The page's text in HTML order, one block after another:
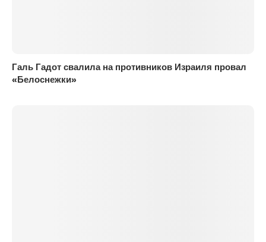
Галь Гадот свалила на противников Израиля провал
«Белоснежки»